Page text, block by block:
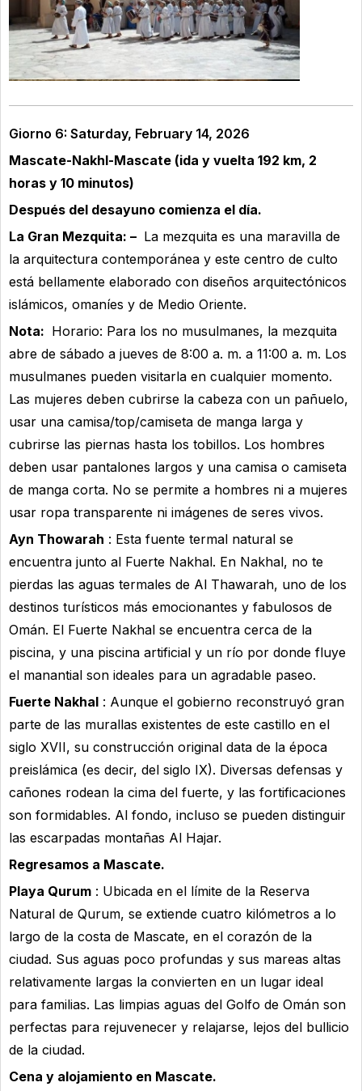
Giorno 6: Saturday, February 14, 2026
Mascate-Nakhl-Mascate (ida y vuelta 192 km, 2
horas y 10 minutos)
Después del desayuno comienza el día.
La Gran Mezquita: – La mezquita es una maravilla de
la arquitectura contemporánea y este centro de culto
está bellamente elaborado con diseños arquitectónicos
islámicos, omaníes y de Medio Oriente.
Nota: Horario: Para los no musulmanes, la mezquita
abre de sábado a jueves de 8:00 a. m. a 11:00 a. m. Los
musulmanes pueden visitarla en cualquier momento.
Las mujeres deben cubrirse la cabeza con un pañuelo,
usar una camisa/top/camiseta de manga larga y
cubrirse las piernas hasta los tobillos. Los hombres
deben usar pantalones largos y una camisa o camiseta
de manga corta. No se permite a hombres ni a mujeres
usar ropa transparente ni imágenes de seres vivos.
Ayn Thowarah : Esta fuente termal natural se
encuentra junto al Fuerte Nakhal. En Nakhal, no te
pierdas las aguas termales de Al Thawarah, uno de los
destinos turísticos más emocionantes y fabulosos de
Omán. El Fuerte Nakhal se encuentra cerca de la
piscina, y una piscina artificial y un río por donde fluye
el manantial son ideales para un agradable paseo.
Fuerte Nakhal : Aunque el gobierno reconstruyó gran
parte de las murallas existentes de este castillo en el
siglo XVII, su construcción original data de la época
preislámica (es decir, del siglo IX). Diversas defensas y
cañones rodean la cima del fuerte, y las fortificaciones
son formidables. Al fondo, incluso se pueden distinguir
las escarpadas montañas Al Hajar.
Regresamos a Mascate.
Playa Qurum : Ubicada en el límite de la Reserva
Natural de Qurum, se extiende cuatro kilómetros a lo
largo de la costa de Mascate, en el corazón de la
ciudad. Sus aguas poco profundas y sus mareas altas
relativamente largas la convierten en un lugar ideal
para familias. Las limpias aguas del Golfo de Omán son
perfectas para rejuvenecer y relajarse, lejos del bullicio
de la ciudad.
Cena y alojamiento en Mascate.